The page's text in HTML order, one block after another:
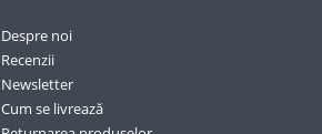
Despre noi
Recenzii
Newsletter
Cum se livrează